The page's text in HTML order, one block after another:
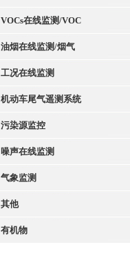
VOCs在线监测/VOC
油烟在线监测/烟气
工况在线监测
机动车尾气遥测系统
污染源监控
噪声在线监测
气象监测
其他
有机物